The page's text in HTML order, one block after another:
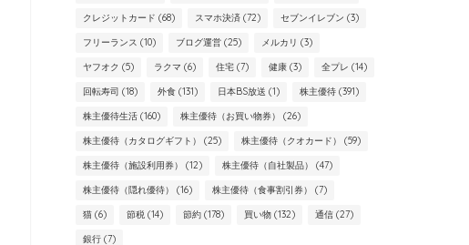
クレジットカード (68) スマホ決済(72) セブンイレブン (3)
フリーランス (10) ブログ運営(25) メルカリ (3)
ヤフオク (5) ラクマ (6) 住宅(7) 健康(3) 全プレ (14)
回転寿司 (18) 外食(131) 日本BS放送 (1) 株主優待(391)
株主優待生活(160) 株主優待（お買い物券） (26)
株主優待（カタログギフト） (25) 株主優待（クオカード） (59)
株主優待（施設利用券） (12) 株主優待（自社製品） (47)
株主優待（隠れ優待） (16) 株主優待（食事割引券） (7)
猫(6) 節税(14) 節約(178) 買い物(132) 通信(27)
銀行(7)